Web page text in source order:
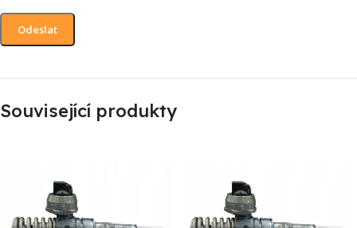
Související produkty